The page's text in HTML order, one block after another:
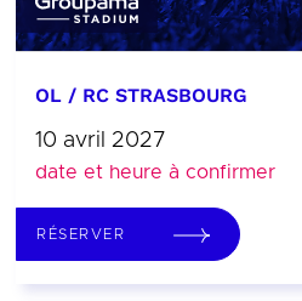
OL / RC STRASBOURG
10 avril 2027
date et heure à confirmer
RÉSERVER